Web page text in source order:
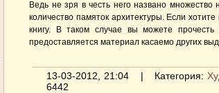
Ведь не зря в честь него названо
количество памяток архитектуры. Если
книгу. В таком случае вы можете
предоставляется материал касаемо других
13-03-2012, 21:04 | Категория:
6442